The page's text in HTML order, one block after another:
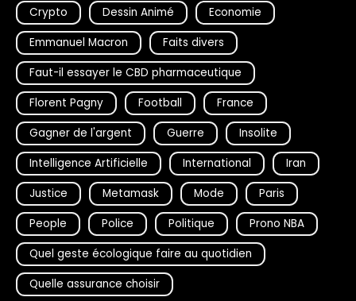
Crypto
Dessin Animé
Economie
Emmanuel Macron
Faits divers
Faut-il essayer le CBD pharmaceutique
Florent Pagny
Football
France
Gagner de l'argent
Guerre
Insolite
Intelligence Artificielle
International
Iran
Justice
Metamask Mode
Paris
People
Police Politique
Prono NBA
Quel geste écologique faire au quotidien
Quelle assurance choisir